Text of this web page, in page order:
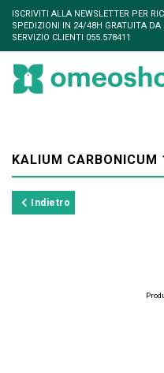
ISCRIVITI ALLA NEWSLETTER PER
SPEDIZIONI IN 24/48H GRATUITA DA
SERVIZIO CLIENTI 055.578411
KALIUM CARBONICUM
Indietro